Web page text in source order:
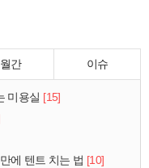
월간 이슈
미용실 [15]
에 텐트 치는 법 [10]